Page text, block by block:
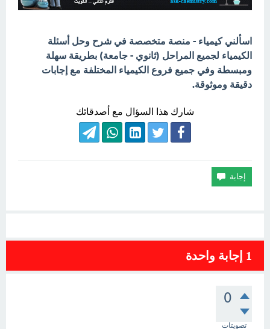
اسألني كيمياء - منصة متخصصة في شرح وحل أسئلة
الكيمياء لجميع المراحل (ثانوي - جامعة) بطريقة سهلة
ومبسطة وفي جميع فروع الكيمياء المختلفة مع إجابات
دقيقة وموثوقة.
شارك هذا السؤال مع أصدقائك
1 إجابة واحدة
0
تصويتات